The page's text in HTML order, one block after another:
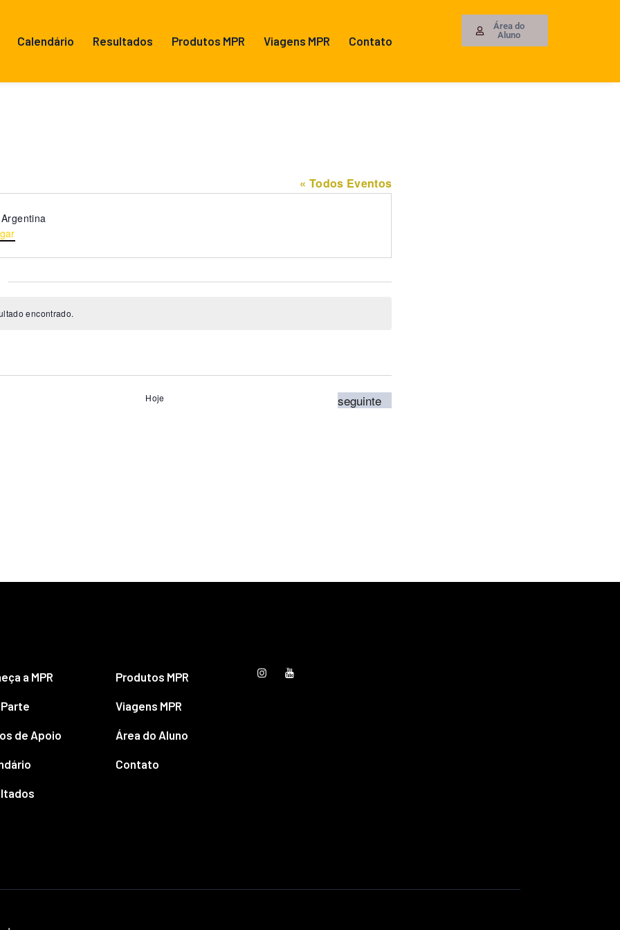
Calendário Resultados Produtos MPR Viagens MPR Contato
Área do
Aluno
« Todos Eventos
Argentina
encontrado.
Hoje Eventos
seguinte
a MPR
de Apoio
Produtos MPR
Viagens MPR
Área do Aluno
Contato